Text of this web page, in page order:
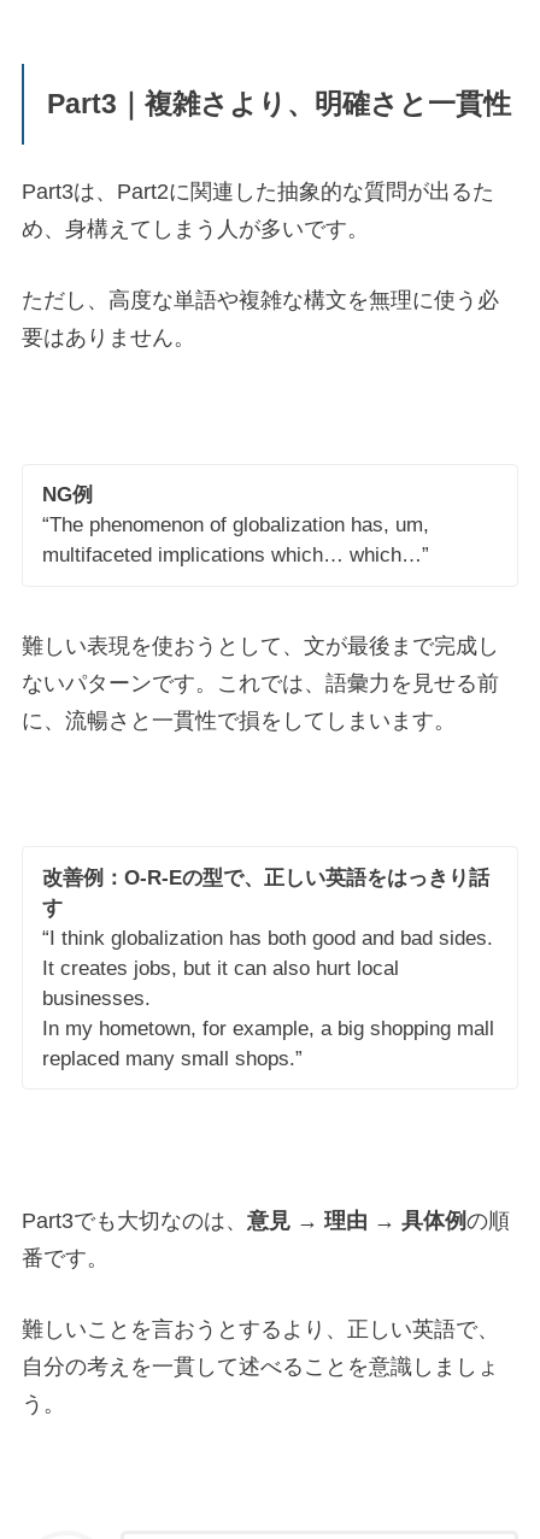
Part3｜複雑さより、明確さと一貫性
Part3は、Part2に関連した抽象的な質問が出るた
め、身構えてしまう人が多いです。
ただし、高度な単語や複雑な構文を無理に使う必
要はありません。
NG例
“The phenomenon of globalization has, um,
multifaceted implications which… which…”
難しい表現を使おうとして、文が最後まで完成し
ないパターンです。これでは、語彙力を見せる前
に、流暢さと一貫性で損をしてしまいます。
改善例：O-R-Eの型で、正しい英語をはっきり話
す
“I think globalization has both good and bad sides.
It creates jobs, but it can also hurt local
businesses.
In my hometown, for example, a big shopping mall
replaced many small shops.”
Part3でも大切なのは、 意見 → 理由 → 具体例の順
番です。
難しいことを言おうとするより、正しい英語で、
自分の考えを一貫して述べることを意識しましょ
う。